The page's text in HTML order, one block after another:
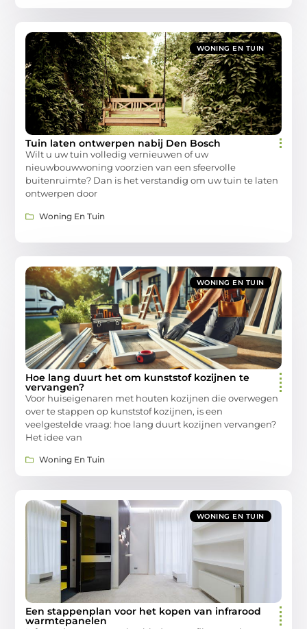
WONING EN TUIN
Tuin laten ontwerpen nabij Den Bosch
Wilt u uw tuin volledig vernieuwen of uw
nieuwbouwwoning voorzien van een sfeervolle
buitenruimte? Dan is het verstandig om uw tuin te laten
ontwerpen door
Woning En Tuin
WONING EN TUIN
Hoe lang duurt het om kunststof kozijnen te
vervangen?
Voor huiseigenaren met houten kozijnen die overwegen
over te stappen op kunststof kozijnen, is een
veelgestelde vraag: hoe lang duurt kozijnen vervangen?
Het idee van
Woning En Tuin
WONING EN TUIN
Een stappenplan voor het kopen van infrarood
warmtepanelen